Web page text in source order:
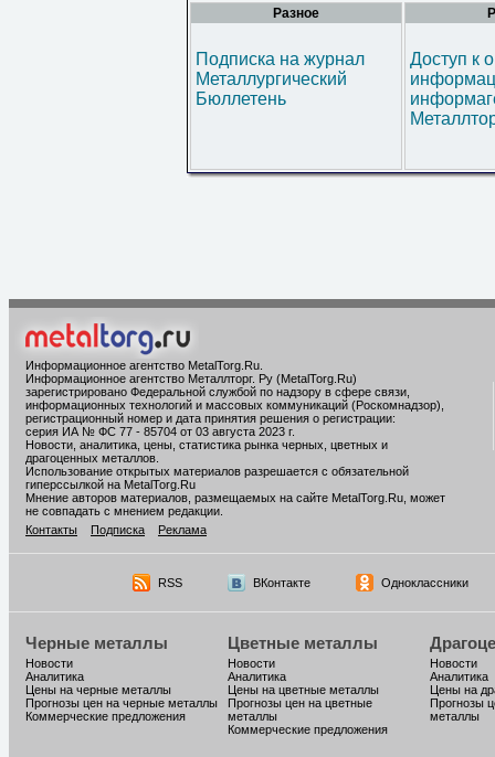
Разное
Подписка на журнал
Металлургический
Бюллетень
Доступ к
Информационное агентство MetalTorg.Ru
Информационное агентство Металлторг. Ру (MetalTorg.Ru)
зарегистрировано Федеральной службой по надзору в сфере связи,
информационных технологий и массовых коммуникаций (Роскомнадзор),
регистрационный номер и дата принятия решения о регистрации:
серия ИА № ФС 77 - 85704 от 03 августа 2023 г.
Новости, аналитика, цены, статистика рынка черных, цветных и
драгоценных металлов.
Использование открытых материалов разрешается с обязательной
гиперссылкой на MetalTorg.Ru
Мнение авторов материалов, размещаемых на сайте MetalTorg.Ru, может
не совпадать с мнением редакции.
Контакты
Подписка Реклама
RSS ВКонтакте Одноклассники
Черные металлы
Новости
Аналитика
Цены на черные металлы
Прогнозы цен на черные металлы
Коммерческие предложения
Цветные металлы
Новости
Аналитика
Цены на цветные металлы
Прогнозы цен на цветные
металлы
Коммерческие предложения
Новости
Аналитика
Цены на
Прогнозы
металлы